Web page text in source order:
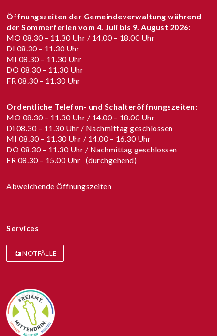
Öffnungszeiten der Gemeindeverwaltung während
der Sommerferien vom 4. Juli bis 9. August 2026:
MO 08.30 – 11.30 Uhr / 14.00 – 18.00 Uhr
DI 08.30 – 11.30 Uhr
MI 08.30 – 11.30 Uhr
DO 08.30 – 11.30 Uhr
FR 08.30 – 11.30 Uhr
Ordentliche Telefon- und Schalteröffnungszeiten:
MO 08.30 – 11.30 Uhr / 14.00 – 18.00 Uhr
Di 08.30 – 11.30 Uhr / Nachmittag geschlossen
MI 08.30 – 11.30 Uhr / 14.00 – 16.30 Uhr
DO 08.30 – 11.30 Uhr / Nachmittag geschlossen
FR 08.30 – 15.00 Uhr (durchgehend)
Abweichende Öffnungszeiten
Services
NOTFÄLLE